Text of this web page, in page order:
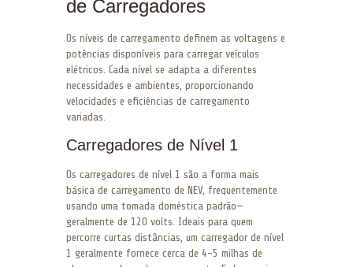
de Carregadores
Os níveis de carregamento definem as voltagens e
potências disponíveis para carregar veículos
elétricos. Cada nível se adapta a diferentes
necessidades e ambientes, proporcionando
velocidades e eficiências de carregamento
variadas.
Carregadores de Nível 1
Os carregadores de nível 1 são a forma mais
básica de carregamento de NEV, frequentemente
usando uma tomada doméstica padrão—
geralmente de 120 volts. Ideais para quem
percorre curtas distâncias, um carregador de nível
1 geralmente fornece cerca de 4-5 milhas de